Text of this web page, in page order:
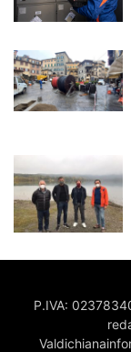
P.IVA: